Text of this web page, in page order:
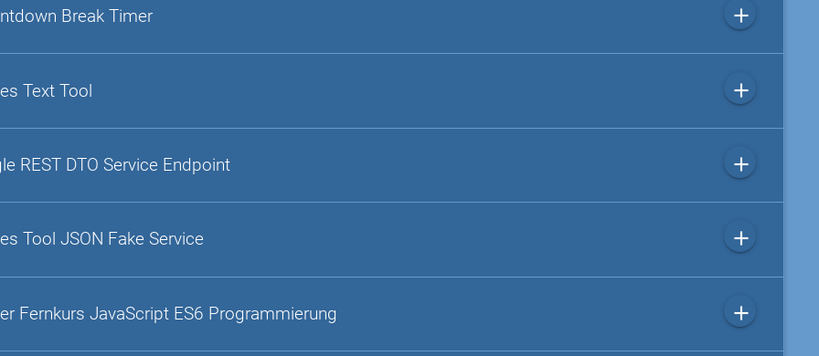
Break Timer add
Text Tool add
REST DTO Service Endpoint add
Tool JSON Fake Service add
Fernkurs JavaScript ES6 Programmierung add